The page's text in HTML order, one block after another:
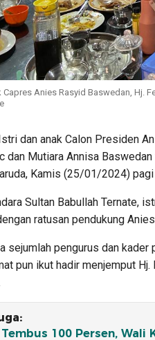
Anies Rasyid Baswedan, Hj.
dan anak Calon Presiden
dan Mutiara Annisa
Kamis (25/01/2024) pagi
Sultan Babullah Ternate,
ratusan pendukung
sejumlah pengurus dan
pun ikut hadir menjemput
Tembus 100 Persen,